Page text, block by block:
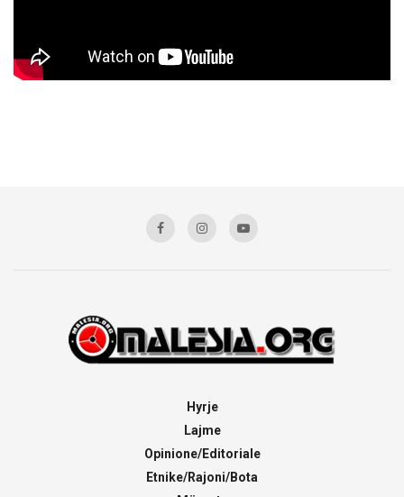
Hyrje
Lajme
Opinione/Editoriale
Etnike/Rajoni/Bota